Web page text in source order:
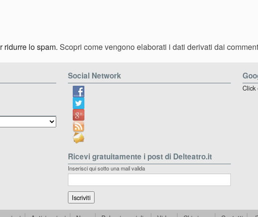
ridurre lo spam. Scopri come vengono elaborati i dati derivati dai
Social Network
Ricevi gratuitamente i post di Delteatro.it
Inserisci qui sotto una mail valida
Click